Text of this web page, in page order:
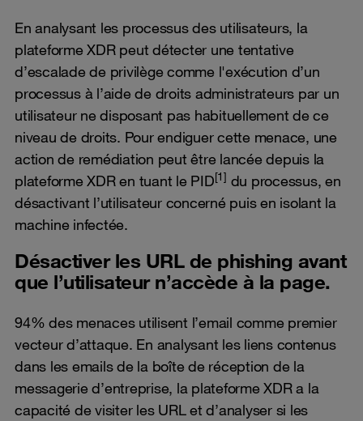
En analysant les processus des utilisateurs, la
plateforme XDR peut détecter une tentative
d’escalade de privilège comme l'exécution d’un
processus à l’aide de droits administrateurs par un
utilisateur ne disposant pas habituellement de ce
niveau de droits. Pour endiguer cette menace, une
action de remédiation peut être lancée depuis la
plateforme XDR en tuant le PID[1] du processus, en
désactivant l’utilisateur concerné puis en isolant la
machine infectée.
Désactiver les URL de phishing avant
que l’utilisateur n’accède à la page.
94% des menaces utilisent l’email comme premier
vecteur d’attaque. En analysant les liens contenus
dans les emails de la boîte de réception de la
messagerie d’entreprise, la plateforme XDR a la
capacité de visiter les URL et d’analyser si les